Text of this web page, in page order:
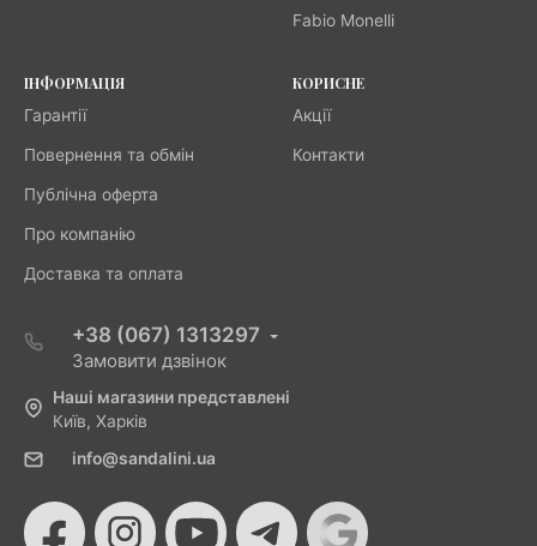
Fabio Monelli
ІНФОРМАЦІЯ
Гарантії
Повернення та обмін
Публічна оферта
Про компанію
Доставка та оплата
КОРИСНЕ
Акції
Контакти
+38 (067) 1313297
Замовити дзвінок
Наші магазини представлені
Київ, Харків
info@sandalini.ua